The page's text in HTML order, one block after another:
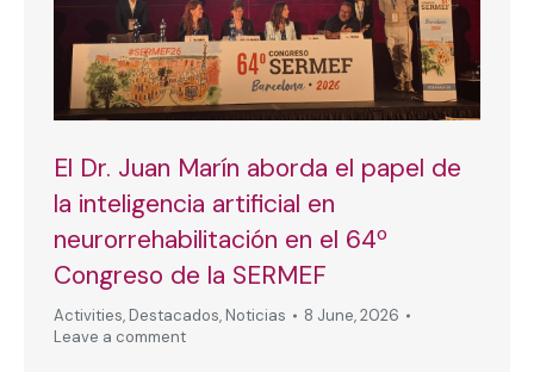
El Dr. Juan Marín aborda el papel de
la inteligencia artificial en
neurorrehabilitación en el 64º
Congreso de la SERMEF
Activities, Destacados, Noticias
8 June, 2026
Leave a comment